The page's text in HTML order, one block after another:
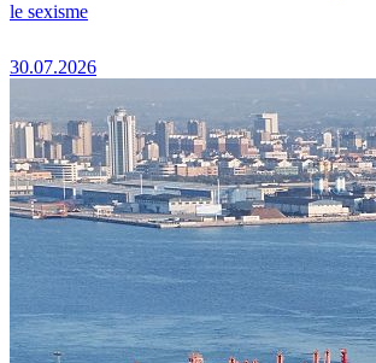
le sexisme
30.07.2026